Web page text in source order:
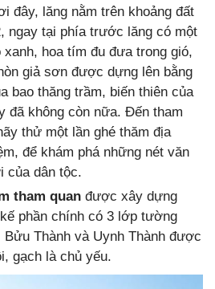
đây, lăng nằm trên khoảng đất
ngay tại phía trước lăng có một
hoa tím đu đưa trong gió,
giả sơn được dựng lên bằng
bao thăng trầm, biến thiên của
đã không còn nữa. Đến tham
thử một lần ghé thăm địa
để khám phá những nét văn
của dân tộc.
tham quan được xây dựng
phần chính có 3 lớp tường
Bửu Thành và Uynh Thành được
gạch là chủ yếu.